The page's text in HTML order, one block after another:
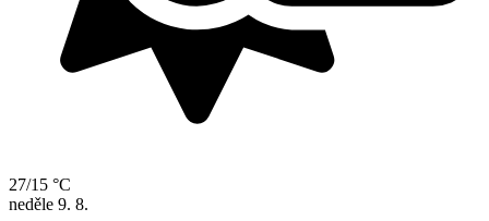
27/15 °C
neděle 9. 8.